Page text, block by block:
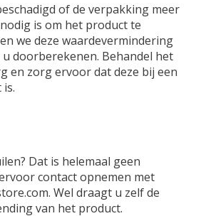
of de verpakking meer
is om het product te
we deze waardevermindering
doorberekenen. Behandel het
en zorg ervoor dat deze bij een
Dat is helemaal geen
contact opnemen met
. Wel draagt u zelf de
van het product.